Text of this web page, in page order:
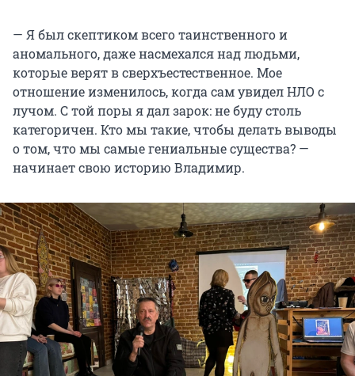
— Я был скептиком всего таинственного и
аномального, даже насмехался над людьми,
которые верят в сверхъестественное. Мое
отношение изменилось, когда сам увидел НЛО с
лучом. С той поры я дал зарок: не буду столь
категоричен. Кто мы такие, чтобы делать выводы
о том, что мы самые гениальные существа? —
начинает свою историю Владимир.